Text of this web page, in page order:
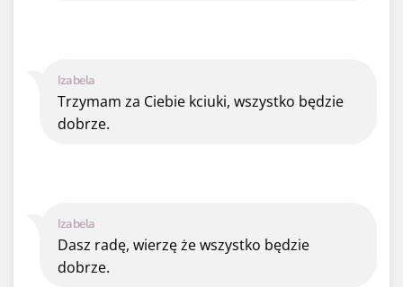
Izabela
Dasz radę, wierzę że wszystko będzie
dobrze.
Izabela
Trzymam za Ciebie kciuki, wszystko będzie
dobrze.